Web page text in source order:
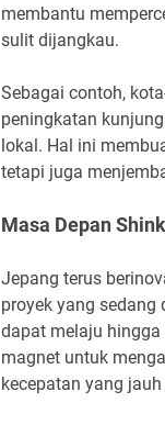
membantu
sulit dijangkau.
Sebagai contoh,
peningkatan
lokal. Hal ini
tetapi juga
Masa Depan
Jepang terus
proyek yang
dapat melaju
magnet untuk
kecepatan yang